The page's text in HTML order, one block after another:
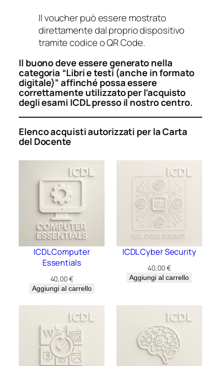
Il voucher può essere mostrato
direttamente dal proprio dispositivo
tramite codice o QR Code.
Il buono deve essere generato nella
categoria “Libri e testi (anche in formato
digitale)” affinché possa essere
correttamente utilizzato per l’acquisto
degli esami ICDL presso il nostro centro.
Elenco acquisti autorizzati per la Carta
del Docente
ICDL Computer
Essentials
40,00€
Aggiungi al carrello
ICDL Cyber Security
40,00€
Aggiungi al carrello